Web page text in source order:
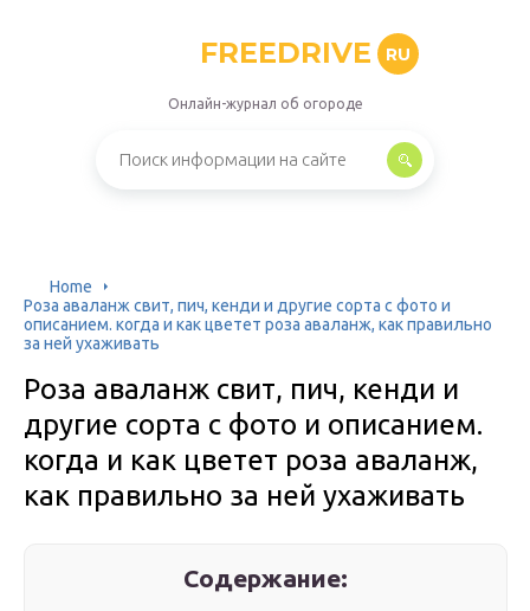
FREEDRIVE RU
Онлайн-журнал об огороде
Home
Роза аваланж свит, пич, кенди и другие сорта с фото и
описанием. когда и как цветет роза аваланж, как правильно
за ней ухаживать
Роза аваланж свит, пич, кенди и
другие сорта с фото и описанием.
когда и как цветет роза аваланж,
как правильно за ней ухаживать
Содержание: